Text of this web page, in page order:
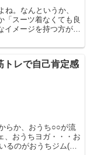
。なんというか、
「スーツ着なくても良
イメージを持つ方が多
トレで自己肯定感
らか、おうち○○が流
、おうちヨガ・・・お
るのがおうちジム(筋